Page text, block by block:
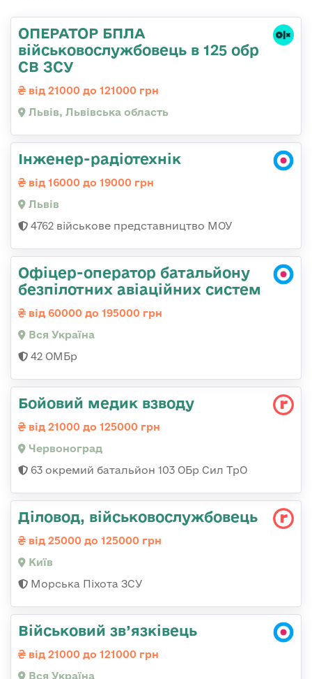
ОПЕРАТОР БПЛА
військовослужбовець в 125 обр
СВ ЗСУ
від 21000 до 121000 грн
Львів, Львівська область
Інженер-радіотехнік
від 16000 до 19000 грн
Львів
4762 військове представництво МОУ
Офіцер-оператор батальйону
безпілотних авіаційних систем
від 60000 до 195000 грн
Вся Україна
42 ОМБр
Бойовий медик взводу
від 21000 до 125000 грн
Червоноград
63 окремий батальйон 103 ОБр Сил ТрО
Діловод, військовослужбовець
від 25000 до 125000 грн
Київ
Морська Піхота ЗСУ
Військовий зв’язківець
від 21000 до 121000 грн
Вся Україна